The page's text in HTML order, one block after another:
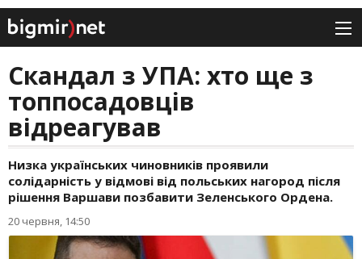
Скандал з УПА: хто ще з
топпосадовців
відреагував
Низка українських чиновників проявили
солідарність у відмові від польських нагород після
рішення Варшави позбавити Зеленського Ордена.
20 червня, 14:50